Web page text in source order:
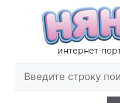
содержимому
интернет-